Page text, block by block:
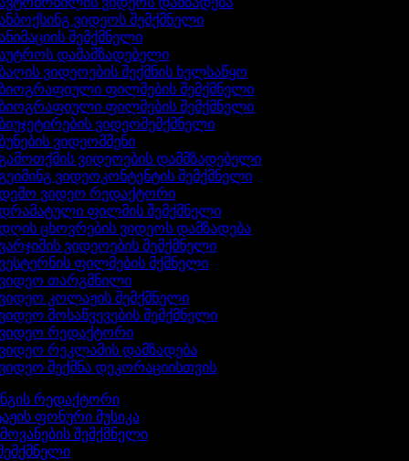
ვიდეოს შემქმნელი
შემქმნელი
დამამზადებელი
ვიდეოების შექმნის ხელსაწყო
ფილმების შემქმნელი
ფილმების შემქმნელი
ვიდეოშემქმნელი
ვიდეომშენი
ვიდეოების დამმზადებელი
ვიდეოკონტენტის შემქმნელი
ვიდეო რედაქტორი
ფილმის შემქმნელი
ცხოვრების ვიდეოს დამზადება
ვიდეოების შემქმნელი
ფილმების მქმნელი
თარგმნილი
კოლაჟის შემქმნელი
მოსაწვევების შემქმნელი
რედაქტორი
რეკლამის დამზადება
შექმნა დეკორაციისთვის
რედაქტორი
ფონური მუსიკა
შემქმნელი